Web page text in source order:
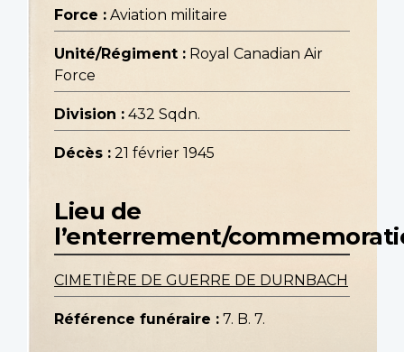
Force : Aviation militaire
Unité/Régiment : Royal Canadian Air
Force
Division : 432 Sqdn.
Décès : 21 février 1945
Lieu de
l’enterrement/
CIMETIÈRE DE GUERRE DE DURNBACH
Référence funéraire : 7. B. 7.